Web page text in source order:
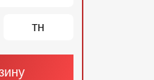
тн